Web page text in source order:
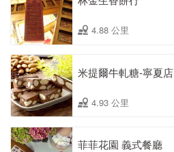
4.88 公里
米提爾牛軋糖-寧夏店
4.93 公里
菲菲花園 義式餐廳